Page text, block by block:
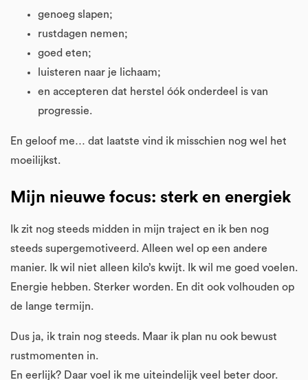
genoeg slapen;
rustdagen nemen;
goed eten;
luisteren naar je lichaam;
en accepteren dat herstel óók onderdeel is van
progressie.
En geloof me… dat laatste vind ik misschien nog wel het
moeilijkst.
Mijn nieuwe focus: sterk en energiek
Ik zit nog steeds midden in mijn traject en ik ben nog
steeds supergemotiveerd. Alleen wel op een andere
manier. Ik wil niet alleen kilo’s kwijt. Ik wil me goed voelen.
Energie hebben. Sterker worden. En dit ook volhouden op
de lange termijn.
Dus ja, ik train nog steeds. Maar ik plan nu ook bewust
rustmomenten in.
En eerlijk? Daar voel ik me uiteindelijk veel beter door.